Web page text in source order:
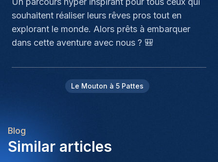
souhaitent réaliser leurs rêves pros tout en
explorant le monde. Alors prêts à embarquer
dans cette aventure avec nous ? 🎒
Le Mouton à 5 Pattes
Blog
Similar articles